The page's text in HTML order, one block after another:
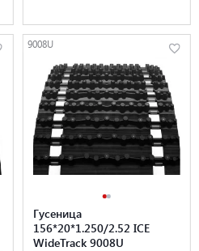
9008U
Гусеница
156*20*1.250/2.52 ICE
WideTrack 9008U